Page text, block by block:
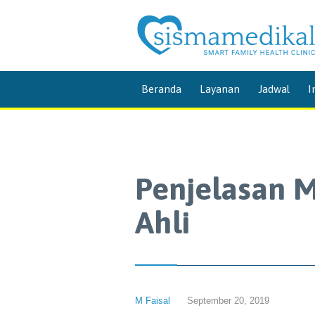
Beranda Layanan Jadwal
Penjelasan
Ahli
M Faisal September 20, 2019